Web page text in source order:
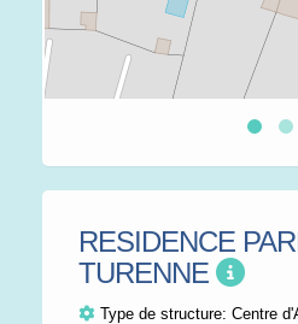
RESIDENCE
TURENNE
Type de structure: Centre